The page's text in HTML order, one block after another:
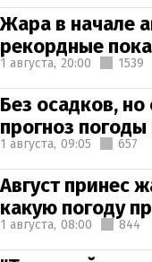
Жара в начале
рекордные
1 августа, 20:00 1539
Без осадков,
прогноз погоды
1 августа, 09:05 657
Август принес
какую погоду
1 августа, 08:00 844